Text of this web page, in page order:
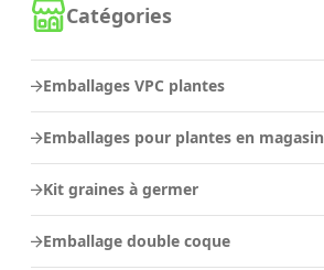
Catégories
Emballages VPC plantes
Emballages pour plantes en magasin
Kit graines à germer
Emballage double coque